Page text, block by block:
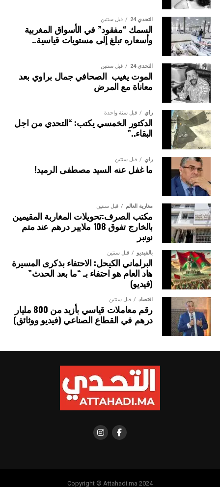
التحدي 24 قبل سنتين
السمك “مفقود” في الأسواق المغربية
وأسعاره تبلغ إلى مستويات قياسية..
التحدي 24 قبل سنتين
الموت يغيب الصحافي جمال براوي بعد
معاناة مع المرض
رأي قبل سنة واحدة
الدكتور الخمسي يكتب: “التحدي من اجل
البقاء..”
رأي قبل سنتين
ما غفل عنه السيد مصطفى الرميد!
مغاربة العالم قبل سنتين
مكتب الصرف:تحويلات المغاربة المقيمين
بالخارج تفوق 108 ملايير درهم عند متم
نونبر
بالفيديو قبل سنتين
البرلماني الكيحل: الاحتفاء بذكرى المسيرة
هاد العام هو احتفاء بـ “ما بعد الحدث”
(فيديو)
اقتصاد قبل سنتين
رقم معاملات قياسي بأزيد من 800 مليار
درهم في القطاع الصناعي (فيديو ووثائق)
Copyright © Attahadi.ma 2024